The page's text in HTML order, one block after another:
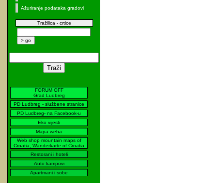
Ažuriranje podataka gradovi
Tražilica - crtice
FORUM OFF
Grad Ludbreg
PD Ludbreg - službene stranice
PD Ludbreg- na Facebook-u
Eko vijesti
Mapa weba
Web shop mountain maps of
Croatia, Wanderkarte of Croatia
Restorani i hoteli
Auto kampovi
Apartmani i sobe